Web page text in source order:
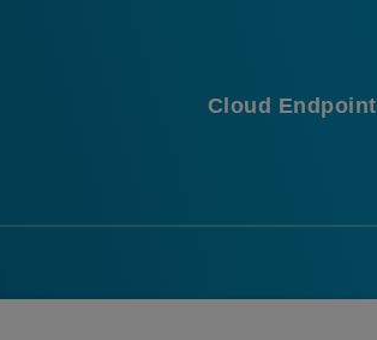
Cloud Endpoint